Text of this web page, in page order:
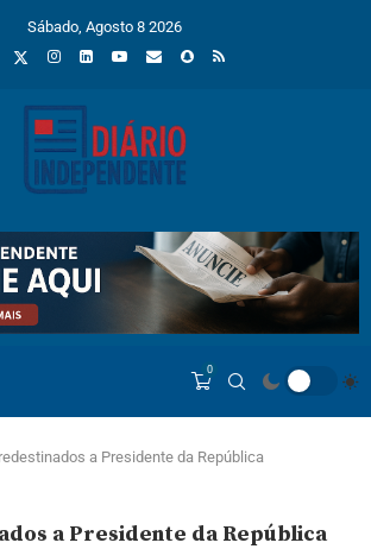
Sábado, Agosto 8 2026
0
a Presidente da República
a Presidente da República